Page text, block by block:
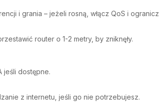
i grania – jeżeli rosną, włącz QoS i ogranicz
router o 1-2 metry, by zniknęły.
jeśli dostępne.
z internetu, jeśli go nie potrzebujesz.